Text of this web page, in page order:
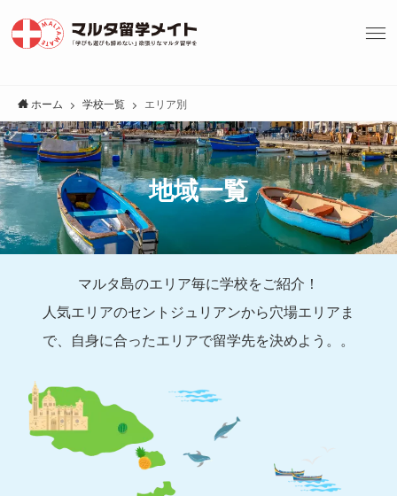
ホーム 学校一覧 エリア別
地域一覧
マルタ島のエリア毎に学校をご紹介！
人気エリアのセントジュリアンから穴場エリアま
で、自身に合ったエリアで留学先を決めよう。。